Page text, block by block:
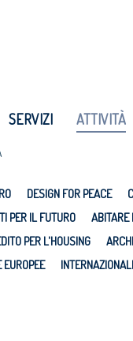
SERVIZI ATTIVITÀ
DESIGN FOR PEACE
PER IL FUTURO ABITARE
PER L'HOUSING
EUROPEE